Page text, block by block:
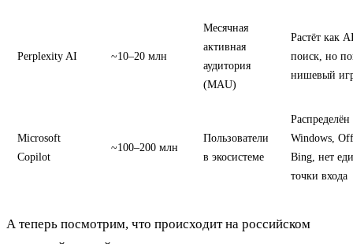
Perplexity AI ~10–20 млн
Месячная
активная
аудитория
(MAU)
Растёт как
поиск, но
нишевый
Microsoft
Copilot
~100–200 млн
Пользователи
в экосистеме
Windows,
Bing, нет
точки входа
А теперь посмотрим, что происходит на российском